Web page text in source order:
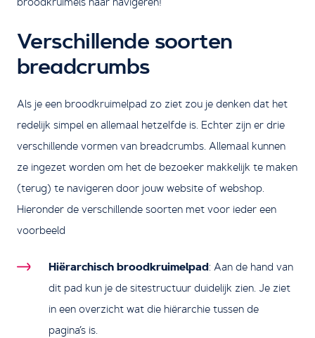
Verschillende soorten
breadcrumbs
Als je een broodkruimelpad zo ziet zou je denken dat het
redelijk simpel en allemaal hetzelfde is. Echter zijn er drie
verschillende vormen van breadcrumbs. Allemaal kunnen
ze ingezet worden om het de bezoeker makkelijk te maken
(terug) te navigeren door jouw website of webshop.
Hieronder de verschillende soorten met voor ieder een
voorbeeld
Hiërarchisch broodkruimelpad: Aan de hand van
dit pad kun je de sitestructuur duidelijk zien. Je ziet
in een overzicht wat die hiërarchie tussen de
pagina’s is.